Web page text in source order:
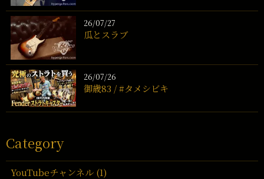
26/07/27
瓜とスラブ
26/07/26
御歳83 / #タメシビキ
Category
YouTubeチャンネル (1)